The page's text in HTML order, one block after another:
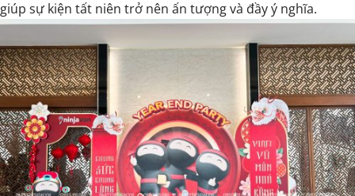
giúp sự kiện tất niên trở nên ấn tượng và đầy ý nghĩa.